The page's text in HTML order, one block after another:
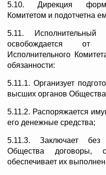
5.10. Дирекция
Комитетом и подотчетна
5.11. Исполнительный
освобождается от
Исполнительного
обязанности:
5.11.1. Организует
высших органов
5.11.2. Распоряжается
его денежные средства;
5.11.3. Заключает
Общества договоры,
обеспечивает их